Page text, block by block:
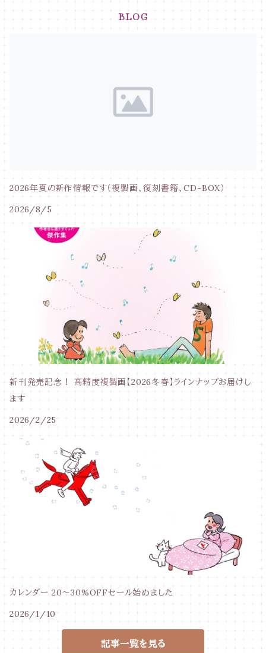
BLOG
2026年夏の新作情報です（複製画、復刻書籍、CD-BOX）
2026/8/5
新刊発売記念！ 高精度複製画【2026冬春】ラインナップお届けし
ます
2026/2/25
カレンダー 20～30%OFFセール始めました
2026/1/10
記事一覧を見る